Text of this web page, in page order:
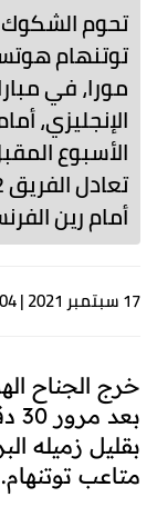
تحوم
توتنهام
مورا، في
الإنجليزي،
الأسبوع
أمام رين
17 سبتمبر 2021 | 15:04
خرج الجناح
بقليل زميله
متاعب توتنهام.